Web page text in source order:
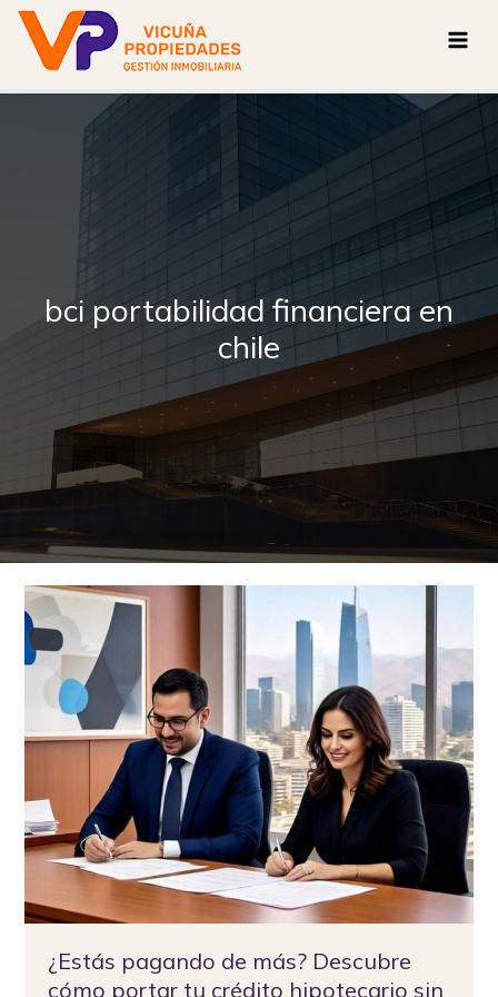
contenido
bci portabilidad financiera en
chile
¿Estás pagando de más? Descubre
cómo portar tu crédito hipotecario sin
¿Estás
pagando
de
más?
Descubre
cómo
portar
crédito
hipotecario
sin
morir
en
el
intento